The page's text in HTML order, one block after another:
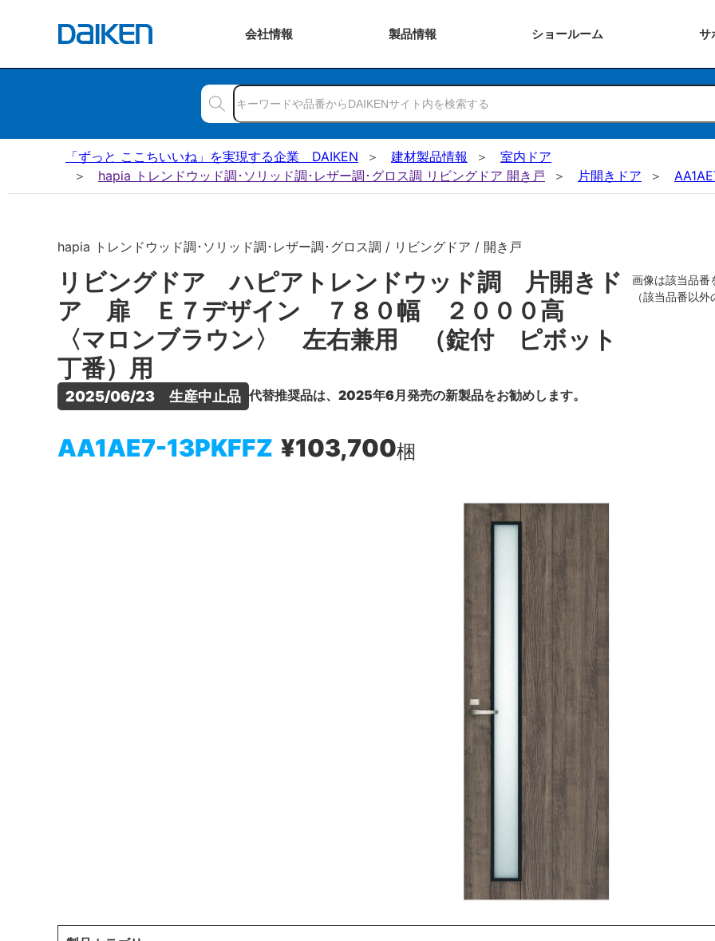
会社情報 製品情報 ショールーム サ
「ずっと ここちいいね」を実現する企業 DAIKEN 建材製品情報
室内ドア
hapia トレンドウッド調･ソリッド調･レザー調･グロス調 リビングドア 開き戸
片開きドア
hapia トレンドウッド調･ソリッド調･レザー調･グロス調 / リビングドア / 開き戸
リビングドア ハピアトレンドウッド調 片開きド
ア 扉 Ｅ７デザイン ７８０幅 ２０００高
〈マロンブラウン〉 左右兼用 （錠付 ピボット
丁番）用
2025/06/23　生産中止品 代替推奨品は、2025年6月発売の新製品をお勧めします。
AA1AE7-13PKFFZ ¥103,700梱
画像は該当品番
（該当品番以